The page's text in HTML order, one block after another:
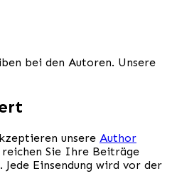
bei den Autoren. Unsere
unsere Author
reichen Sie Ihre Beiträge
Einsendung wird vor der